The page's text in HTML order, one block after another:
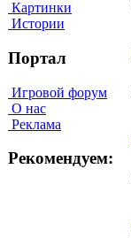
Картинки
Истории
Портал
Игровой форум
О нас
Реклама
Рекомендуем: